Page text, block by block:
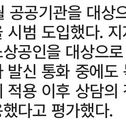
공공기관을 대상
시범 도입했다.
공인을 대상으
발신 통화 중에
적용 이후 상담
다고 평가했다.